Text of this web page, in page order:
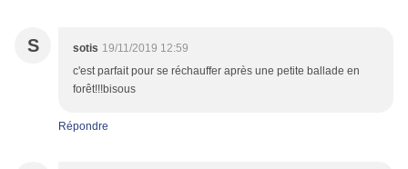
S sotis 19/11/2019 12:59
c'est parfait pour se réchauffer après une petite ballade en
forêt!!!bisous
Répondre